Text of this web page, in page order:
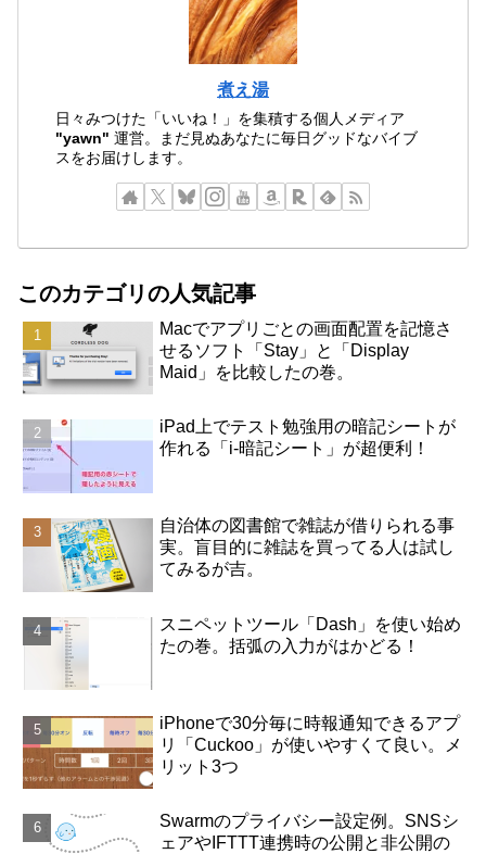
煮え湯
日々みつけた「いいね！」を集積する個人メディア
"yawn" 運営。まだ見ぬあなたに毎日グッドなバイブ
スをお届けします。
このカテゴリの人気記事
Macでアプリごとの画面配置を記憶さ
せるソフト「Stay」と「Display
Maid」を比較したの巻。
iPad上でテスト勉強用の暗記シートが
作れる「i-暗記シート」が超便利！
自治体の図書館で雑誌が借りられる事
実。盲目的に雑誌を買ってる人は試し
てみるが吉。
スニペットツール「Dash」を使い始め
たの巻。括弧の入力がはかどる！
iPhoneで30分毎に時報通知できるアプ
リ「Cuckoo」が使いやすくて良い。メ
リット3つ
Swarmのプライバシー設定例。SNSシ
ェアやIFTTT連携時の公開と非公開の